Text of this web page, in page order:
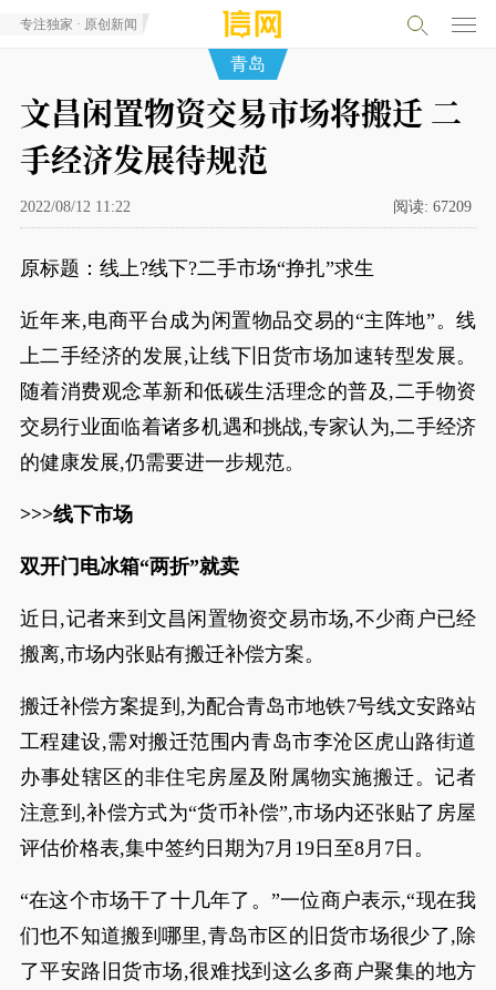
专注独家 · 原创新闻
青岛
文昌闲置物资交易市场将搬迁 二
手经济发展待规范
2022/08/12 11:22 阅读: 67209
原标题：线上?线下?二手市场“挣扎”求生
近年来,电商平台成为闲置物品交易的“主阵地”。线
上二手经济的发展,让线下旧货市场加速转型发展。
随着消费观念革新和低碳生活理念的普及,二手物资
交易行业面临着诸多机遇和挑战,专家认为,二手经济
的健康发展,仍需要进一步规范。
>>>线下市场
双开门电冰箱“两折”就卖
近日,记者来到文昌闲置物资交易市场,不少商户已经
搬离,市场内张贴有搬迁补偿方案。
搬迁补偿方案提到,为配合青岛市地铁7号线文安路站
工程建设,需对搬迁范围内青岛市李沧区虎山路街道
办事处辖区的非住宅房屋及附属物实施搬迁。记者
注意到,补偿方式为“货币补偿”,市场内还张贴了房屋
评估价格表,集中签约日期为7月19日至8月7日。
“在这个市场干了十几年了。”一位商户表示,“现在我
们也不知道搬到哪里,青岛市区的旧货市场很少了,除
了平安路旧货市场,很难找到这么多商户聚集的地方